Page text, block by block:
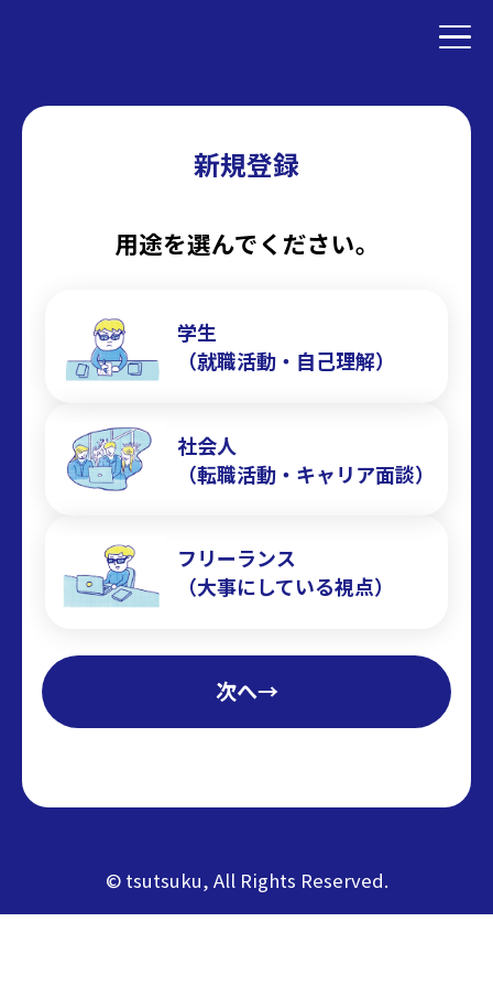
新規登録
用途を選んでください。
学生
（就職活動・自己理解）
社会人
（転職活動・キャリア面談）
フリーランス
（大事にしている視点）
次へ→
© tsutsuku, All Rights Reserved.